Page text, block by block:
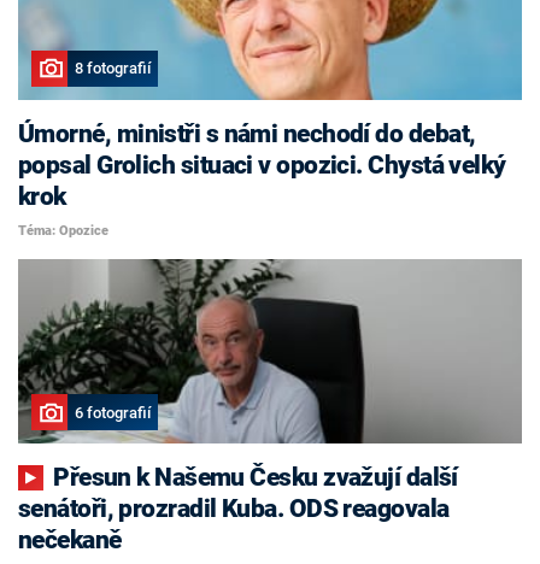
8 fotografií
Úmorné, ministři s námi nechodí do debat,
popsal Grolich situaci v opozici. Chystá velký
krok
Téma: Opozice
6 fotografií
senátoři, prozradil Kuba. ODS reagovala
nečekaně